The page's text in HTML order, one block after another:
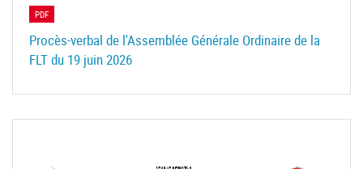
PDF
Procès-verbal de l'Assemblée Générale Ordinaire de la
FLT du 19 juin 2026